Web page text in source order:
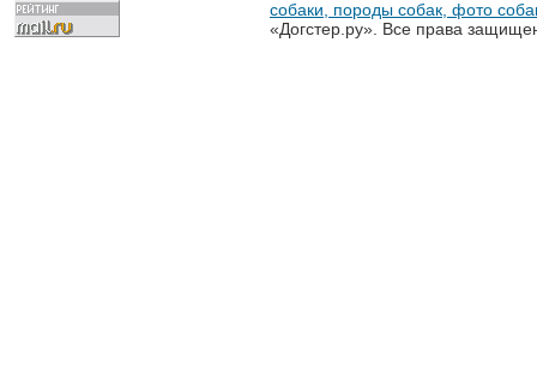
собаки, породы собак, фото
«Догстер.ру». Все права